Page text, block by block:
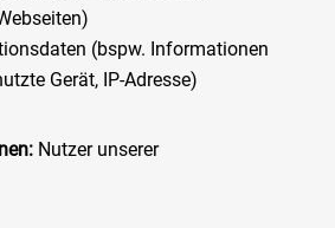
(bspw. Informationen
Gerät, IP-Adresse)
Nutzer unserer